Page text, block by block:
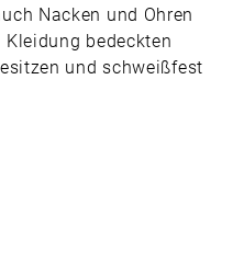
Nacken und Ohren
bedeckten
und schweißfest